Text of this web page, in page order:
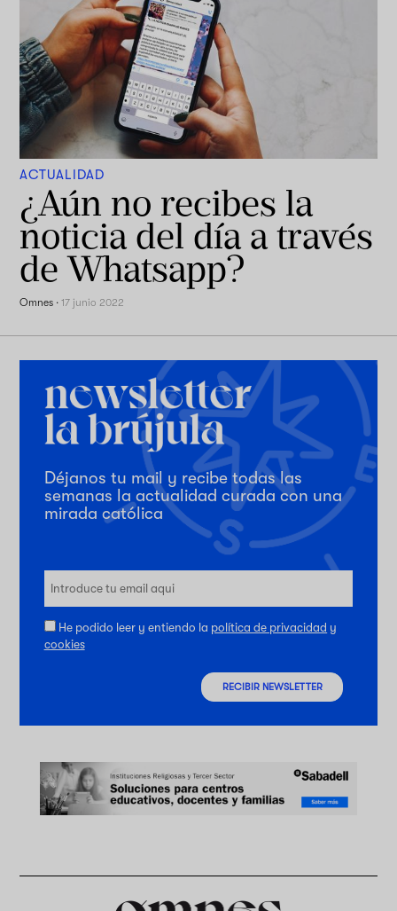
ACTUALIDAD
¿Aún no recibes la
noticia del día a través
de Whatsapp?
Omnes ·17 junio 2022
Déjanos tu mail y recibe todas las
semanas la actualidad curada con una
mirada católica
He podido leer y entiendo la política de privacidad y
cookies
RECIBIR NEWSLETTER